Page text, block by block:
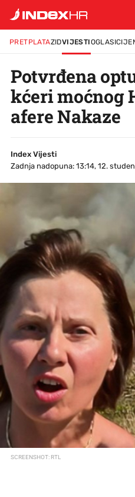
PRETPLATAZIDVIJESTIOGLASI
Potvrđena
kćeri moćnog
afere Nakaze
Index Vijesti
Zadnja nadopuna: 13:14, 12.
SCREENSHOT: RTL